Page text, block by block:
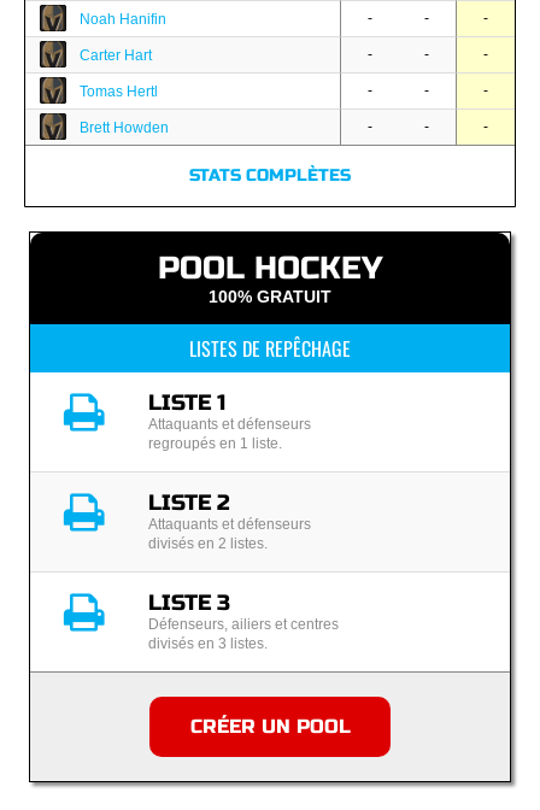
Noah Hanifin - - -
Carter Hart - - -
Tomas Hertl - - -
Brett Howden - - -
STATS COMPLÈTES
POOL HOCKEY
100% GRATUIT
LISTES DE REPÊCHAGE
LISTE 1
Attaquants et défenseurs
regroupés en 1 liste.
LISTE 2
Attaquants et défenseurs
divisés en 2 listes.
LISTE 3
Défenseurs, ailiers et centres
divisés en 3 listes.
CRÉER UN POOL